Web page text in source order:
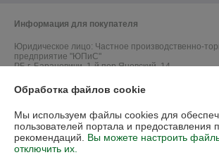
Информация для покупателя
Юридическое лицо: Частное производственно-
предприятие "ЮПиС"
РБ г. Барановичи, 1-й пер.Яновский, 14
Регистрационный номер ЕГР: 290610460
УНП: 290610460
Регистрационный орган: Барановичский ГИК
Обработка файлов cookie
Мы используем файлы cookies для
пользователей портала и предоставления
рекомендаций. Вы можете настроить
отключить их.